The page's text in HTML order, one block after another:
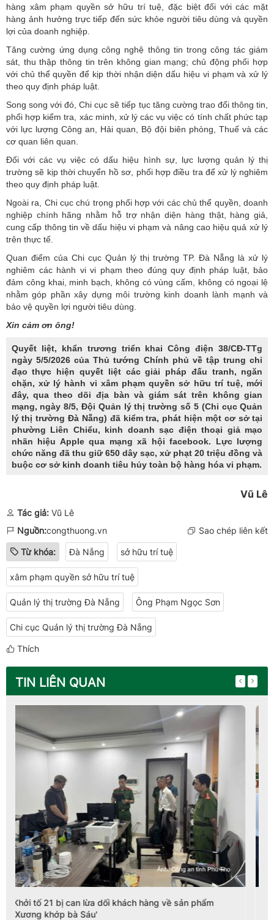
hàng xâm phạm quyền sở hữu trí tuệ, đặc biệt đối với các mặt
hàng ảnh hưởng trực tiếp đến sức khỏe người tiêu dùng và quyền
lợi của doanh nghiệp.
Tăng cường ứng dụng công nghệ thông tin trong công tác giám
sát, thu thập thông tin trên không gian mạng; chủ động phối hợp
với chủ thể quyền để kịp thời nhận diện dấu hiệu vi phạm và xử lý
theo quy định pháp luật.
Song song với đó, Chi cục sẽ tiếp tục tăng cường trao đổi thông tin,
phối hợp kiểm tra, xác minh, xử lý các vụ việc có tính chất phức tạp
với lực lượng Công an, Hải quan, Bộ đội biên phòng, Thuế và các
cơ quan liên quan.
Đối với các vụ việc có dấu hiệu hình sự, lực lượng quản lý thị
trường sẽ kịp thời chuyển hồ sơ, phối hợp điều tra để xử lý nghiêm
theo quy định pháp luật.
Ngoài ra, Chi cục chú trọng phối hợp với các chủ thể quyền, doanh
nghiệp chính hãng nhằm hỗ trợ nhận diện hàng thật, hàng giả,
cung cấp thông tin về dấu hiệu vi phạm và nâng cao hiệu quả xử lý
trên thực tế.
Quan điểm của Chi cục Quản lý thị trường TP. Đà Nẵng là xử lý
nghiêm các hành vi vi phạm theo đúng quy định pháp luật, bảo
đảm công khai, minh bạch, không có vùng cấm, không có ngoại lệ
nhằm góp phần xây dựng môi trường kinh doanh lành mạnh và
bảo vệ quyền lợi người tiêu dùng.
Xin cảm ơn ông!
Quyết liệt, khẩn trương triển khai Công điện 38/CĐ-TTg
ngày 5/5/2026 của Thủ tướng Chính phủ về tập trung chỉ
đạo thực hiện quyết liệt các giải pháp đấu tranh, ngăn
chặn, xử lý hành vi xâm phạm quyền sở hữu trí tuệ, mới
đây, qua theo dõi địa bàn và giám sát trên không gian
mạng, ngày 8/5, Đội Quản lý thị trường số 5 (Chi cục Quản
lý thị trường Đà Nẵng) đã kiểm tra, phát hiện một cơ sở tại
phường Liên Chiểu, kinh doanh sạc điện thoại giả mạo
nhãn hiệu Apple qua mạng xã hội facebook. Lực lượng
chức năng đã thu giữ 650 dây sạc, xử phạt 20 triệu đồng và
buộc cơ sở kinh doanh tiêu hủy toàn bộ hàng hóa vi phạm.
Vũ Lê
Tác giả: Vũ Lê
Nguồn:congthuong.vn Sao chép liên kết
Từ khóa: Đà Nẵng sở hữu trí tuệ
xâm phạm quyền sở hữu trí tuệ
Quản lý thị trường Đà Nẵng Ông Phạm Ngọc Sơn
Chi cục Quản lý thị trường Đà Nẵng
Thích
TIN LIÊN QUAN
Sơn La: Xử lý 45 vụ vi phạm gian lận thương mại, hàng
giả